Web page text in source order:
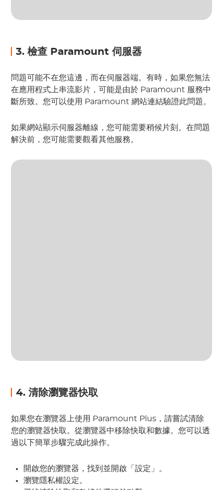
3. 檢查 Paramount 伺服器
問題可能不在您這邊，而在伺服器端。有時，如果您無法
在應用程式上串流影片，可能是由於 Paramount 服務中
斷所致。您可以使用 Paramount 網站連結驗證此問題。
如果網站顯示伺服器離線，您可能需要稍候片刻。在問題
解決前，您可能需要觀看其他服務。
4. 清除瀏覽器快取
如果您在瀏覽器上使用 Paramount Plus，請嘗試清除
您的瀏覽器快取。從瀏覽器中移除快取和數據。您可以透
過以下簡單步驟完成此操作。
開啟您的瀏覽器，找到並開啟「設定」。
瀏覽隱私權設定。